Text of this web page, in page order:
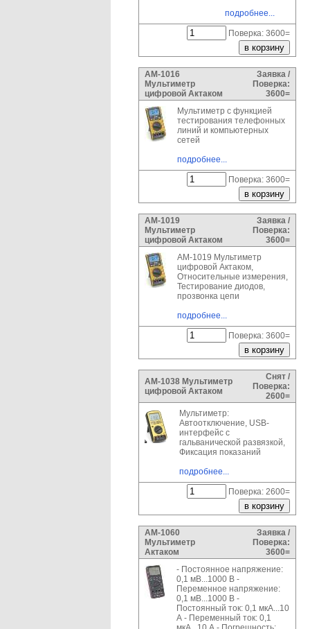
подробнее...
Поверка: 3600=
АМ-1016
Мультиметр
цифровой Актаком
Заявка /
Поверка:
3600=
Мультиметр с функцией
тестирования телефонных
линий и компьютерных
сетей
подробнее...
Поверка: 3600=
АМ-1019
Мультиметр
цифровой Актаком
Заявка /
Поверка:
3600=
АМ-1019 Мультиметр
цифровой Актаком,
Относительные измерения,
Тестирование диодов,
прозвонка цепи
подробнее...
Поверка: 3600=
АМ-1038 Мультиметр
цифровой Актаком
Снят /
Поверка:
2600=
Мультиметр:
Автоотключение, USB-
интерфейс с
гальванической развязкой,
Фиксация показаний
подробнее...
Поверка: 2600=
АМ-1060
Мультиметр
Актаком
Заявка /
Поверка:
3600=
- Постоянное напряжение:
0,1 мВ...1000 В -
Переменное напряжение:
0,1 мВ...1000 В -
Постоянный ток: 0,1 мкА...10
А - Переменный ток: 0,1